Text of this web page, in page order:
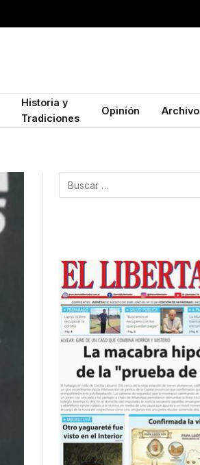
Historia y
Tradiciones
Opinión Archivo